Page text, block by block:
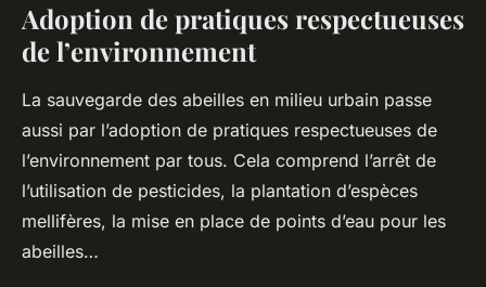
Adoption de pratiques respectueuses
de l’environnement
La sauvegarde des abeilles en milieu urbain passe
aussi par l’adoption de pratiques respectueuses de
l’environnement par tous. Cela comprend l’arrêt de
l’utilisation de pesticides, la plantation d’espèces
mellifères, la mise en place de points d’eau pour les
abeilles…